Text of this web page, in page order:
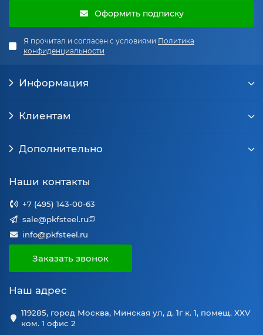
Оформить подписку
Я прочитал и согласен с условиями Политика
конфиденциальности
Информация
Клиентам
Дополнительно
Наши контакты
+7 (495) 143-00-63
sale@pkfsteel.ru
info@pkfsteel.ru
Заказать звонок
Наш адрес
119285, город Москва, Минская ул, д. 1г к. 1, помещ. XXV
ком. 1 офис 2